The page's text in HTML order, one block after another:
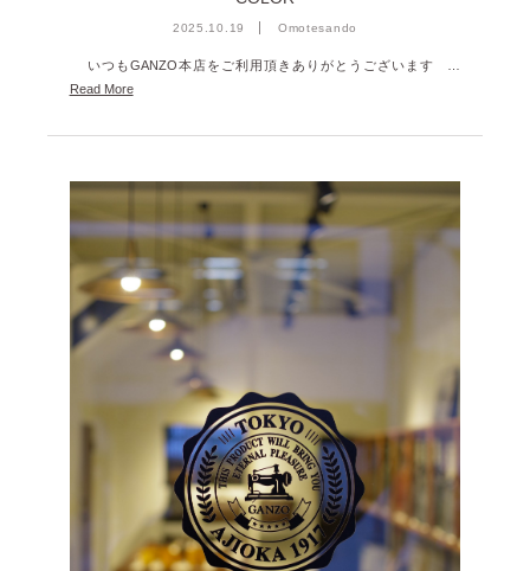
2019年12月 [1]
2019年11月 [2]
2018年5月 [1]
2025.10.19 Omotesando
いつもGANZO本店をご利用頂きありがとうございます …
Read More